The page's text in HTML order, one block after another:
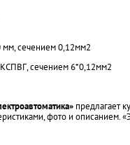
сечением 0,12мм2
сечением 6*0,12мм2
предлагает
фото и описанием.